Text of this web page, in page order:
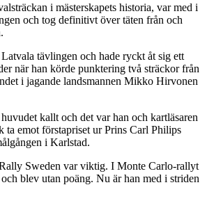
i mästerskapets historia, var med i
och tog definitivt över täten från och
tävlingen och hade ryckt åt sig ett
när han körde punktering två sträckor från
i jagande landsmannen Mikko Hirvonen
kallt och det var han och kartläsaren
emot förstapriset ur Prins Carl Philips
i Karlstad.
Sweden var viktig. I Monte Carlo-rallyt
blev utan poäng. Nu är han med i striden